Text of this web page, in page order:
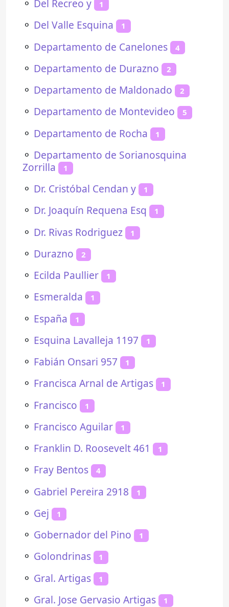
⚬ Del Recreo y 1
⚬ Del Valle Esquina 1
⚬ Departamento de Canelones 4
⚬ Departamento de Durazno 2
⚬ Departamento de Maldonado 2
⚬ Departamento de Montevideo 5
⚬ Departamento de Rocha 1
⚬ Departamento de Sorianosquina
Zorrilla
1
⚬ Dr. Cristóbal Cendan y 1
⚬ Dr. Joaquín Requena Esq 1
⚬ Dr. Rivas Rodriguez 1
⚬ Durazno 2
⚬ Ecilda Paullier 1
⚬ Esmeralda 1
⚬ España 1
⚬ Esquina Lavalleja 1197 1
⚬ Fabián Onsari 957 1
⚬ Francisca Arnal de Artigas 1
⚬ Francisco 1
⚬ Francisco Aguilar 1
⚬ Franklin D. Roosevelt 461 1
⚬ Fray Bentos 4
⚬ Gabriel Pereira 2918 1
⚬ Gej 1
⚬ Gobernador del Pino 1
⚬ Golondrinas 1
⚬ Gral. Artigas 1
⚬ Gral. Jose Gervasio Artigas 1